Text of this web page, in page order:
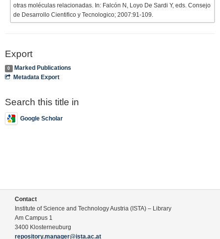
otras moléculas relacionadas. In: Falcón N, Loyo De Sardi Y, eds. Consejo
de Desarrollo Cientifico y Tecnologico; 2007:91-109.
Export
0
Marked Publications
Metadata Export
Search this title in
Google Scholar
Contact
Institute of Science and Technology Austria (ISTA) – Library
Am Campus 1
3400 Klosterneuburg
repository.manager@ista.ac.at